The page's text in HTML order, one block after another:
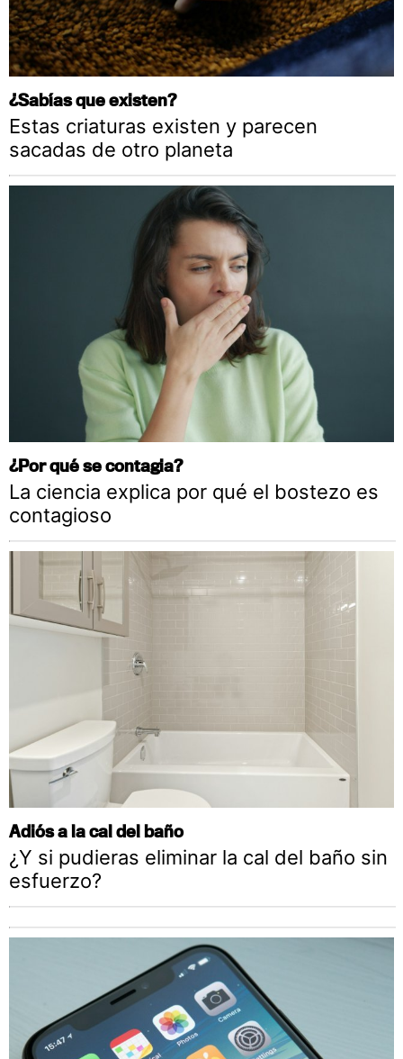
¿Sabías que existen?
Estas criaturas existen y parecen
sacadas de otro planeta
¿Por qué se contagia?
La ciencia explica por qué el bostezo es
contagioso
Adiós a la cal del baño
¿Y si pudieras eliminar la cal del baño sin
esfuerzo?